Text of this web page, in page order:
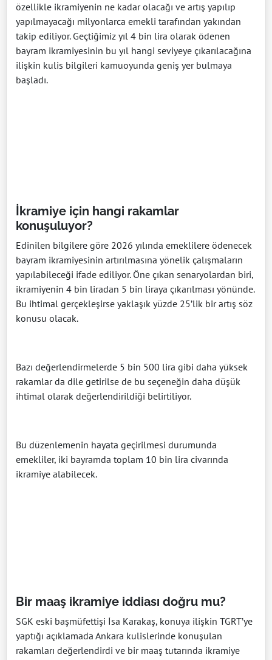
özellikle ikramiyenin ne kadar olacağı ve artış yapılıp
yapılmayacağı milyonlarca emekli tarafından yakından
takip ediliyor. Geçtiğimiz yıl 4 bin lira olarak ödenen
bayram ikramiyesinin bu yıl hangi seviyeye çıkarılacağına
ilişkin kulis bilgileri kamuoyunda geniş yer bulmaya
başladı.
İkramiye için hangi rakamlar
konuşuluyor?
Edinilen bilgilere göre 2026 yılında emeklilere ödenecek
bayram ikramiyesinin artırılmasına yönelik çalışmaların
yapılabileceği ifade ediliyor. Öne çıkan senaryolardan biri,
ikramiyenin 4 bin liradan 5 bin liraya çıkarılması yönünde.
Bu ihtimal gerçekleşirse yaklaşık yüzde 25’lik bir artış söz
konusu olacak.
Bazı değerlendirmelerde 5 bin 500 lira gibi daha yüksek
rakamlar da dile getirilse de bu seçeneğin daha düşük
ihtimal olarak değerlendirildiği belirtiliyor.
Bu düzenlemenin hayata geçirilmesi durumunda
emekliler, iki bayramda toplam 10 bin lira civarında
ikramiye alabilecek.
Bir maaş ikramiye iddiası doğru mu?
SGK eski başmüfettişi İsa Karakaş, konuya ilişkin TGRT’ye
yaptığı açıklamada Ankara kulislerinde konuşulan
rakamları değerlendirdi ve bir maaş tutarında ikramiye